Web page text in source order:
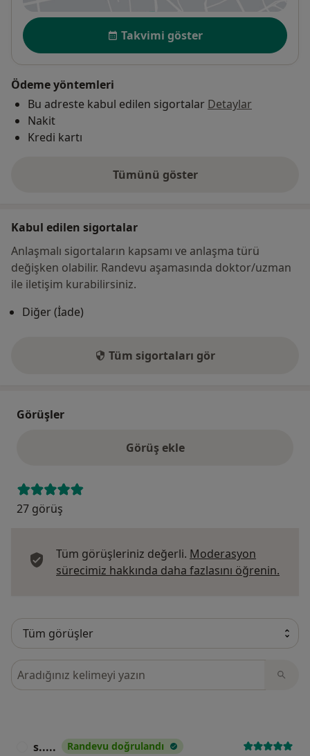
Uygunluk
Takvimi göster
Ödeme yöntemleri
Bu adreste kabul edilen sigortalar Detaylar
Nakit
Kredi kartı
Tümünü göster
adres hakkında
Kabul edilen sigortalar
Anlaşmalı sigortaların kapsamı ve anlaşma türü
değişken olabilir. Randevu aşamasında doktor/uzman
ile iletişim kurabilirsiniz.
Diğer (İade)
Tüm sigortaları gör
Görüşler
Görüş ekle
27 görüş
Tüm görüşleriniz değerli. Moderasyon
sürecimiz hakkında daha fazlasını öğrenin.
Görüşler içerisinde ara
s..... Randevu doğrulandı